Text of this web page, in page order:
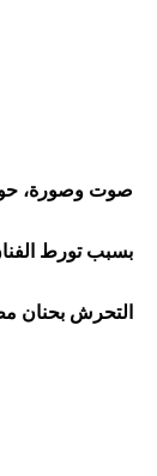
صوت وصورة،
بسبب تورط
التحرش بحنان